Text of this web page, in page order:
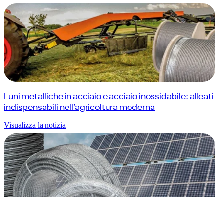
Funi metalliche in acciaio e acciaio inossidabile: alleati
indispensabili nell’agricoltura moderna
Visualizza la notizia